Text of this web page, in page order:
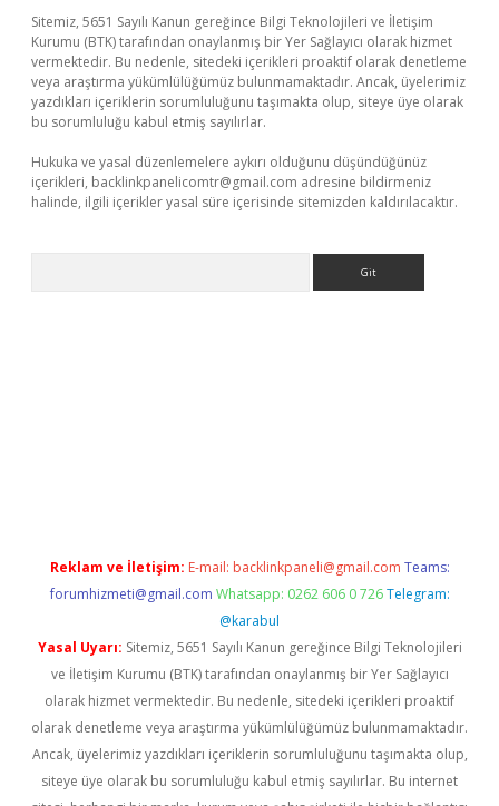
Sitemiz, 5651 Sayılı Kanun gereğince Bilgi Teknolojileri ve İletişim
Kurumu (BTK) tarafından onaylanmış bir Yer Sağlayıcı olarak hizmet
vermektedir. Bu nedenle, sitedeki içerikleri proaktif olarak denetleme
veya araştırma yükümlülüğümüz bulunmamaktadır. Ancak, üyelerimiz
yazdıkları içeriklerin sorumluluğunu taşımakta olup, siteye üye olarak
bu sorumluluğu kabul etmiş sayılırlar.
Hukuka ve yasal düzenlemelere aykırı olduğunu düşündüğünüz
içerikleri, backlinkpanelicomtr@gmail.com adresine bildirmeniz
halinde, ilgili içerikler yasal süre içerisinde sitemizden kaldırılacaktır.
Reklam ve İletişim: E-mail: backlinkpaneli@gmail.com Teams:
forumhizmeti@gmail.com Whatsapp: 0262 606 0 726 Telegram:
@karabul
Yasal Uyarı: Sitemiz, 5651 Sayılı Kanun gereğince Bilgi Teknolojileri
ve İletişim Kurumu (BTK) tarafından onaylanmış bir Yer Sağlayıcı
olarak hizmet vermektedir. Bu nedenle, sitedeki içerikleri proaktif
olarak denetleme veya araştırma yükümlülüğümüz bulunmamaktadır.
Ancak, üyelerimiz yazdıkları içeriklerin sorumluluğunu taşımakta olup,
siteye üye olarak bu sorumluluğu kabul etmiş sayılırlar. Bu internet